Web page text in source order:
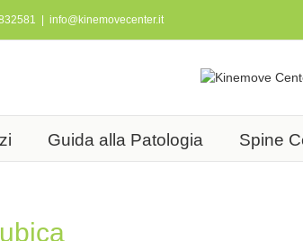
info@kinemovecenter.it
Guida alla Patologia Spine